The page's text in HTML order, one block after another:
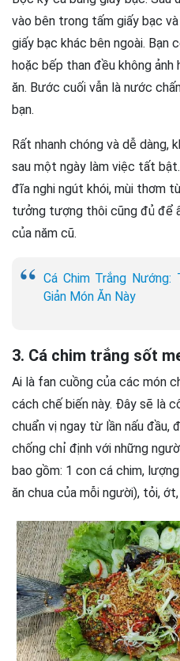
vào bên trong tấm giấy bạc
giấy bạc khác bên ngoài. Bạn
hoặc bếp than đều không
ăn. Bước cuối vẫn là nước
bạn.
Rất nhanh chóng và dễ dàng,
sau một ngày làm việc tất
đĩa nghi ngút khói, mùi thơm
tưởng tượng thôi cũng đủ để
của năm cũ.
Cá Chim Trắng
Giản Món Ăn Này
3. Cá chim trắng sốt
Ai là fan cuồng của các món
cách chế biến này. Đây sẽ là
chuẩn vị ngay từ lần nấu đầu,
chống chỉ định với những
bao gồm: 1 con cá chim,
ăn chua của mỗi người), tỏi,